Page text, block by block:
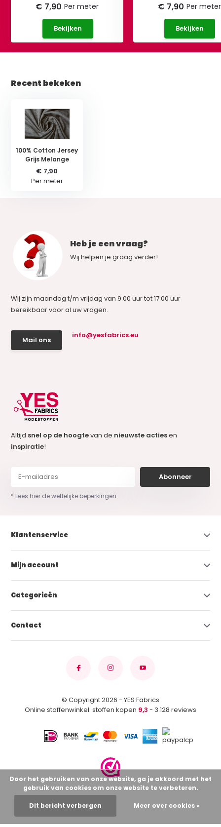
€ 7,90 Per meter
Bekijken
€ 7,90 Per meter
Bekijken
Recent bekeken
100% Cotton Jersey
Grijs Melange
€ 7,90
Per meter
Heb je een vraag?
Wij helpen je graag verder!
Wij zijn maandag t/m vrijdag van 9.00 uur tot 17.00 uur
bereikbaar voor al uw vragen.
Mail ons
info@yesfabrics.eu
Altijd snel op de hoogtevan de nieuwste actiesen
inspiratie!
Abonneer
* Lees hier de wettelijke beperkingen
Klantenservice
Mijn account
Categorieën
Contact
© Copyright 2026 - YES Fabrics
Online stoffenwinkel: stoffen kopen 9,3 - 3.128 reviews
Door het gebruiken van onze website, ga je akkoord met het
gebruik van cookies om onze website te verbeteren.
Dit bericht verbergen Meer over cookies »